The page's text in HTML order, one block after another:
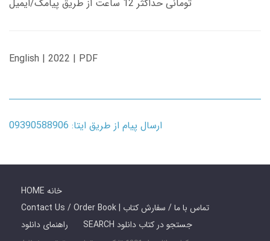
تومانی حداکثر 12 ساعت از طریق پیامک/ایمیل
English | 2022 | PDF
ارسال پیام از طریق ایتا: 09390588906
HOME خانه
Contact Us / Order Book | تماس با ما / سفارش کتاب
راهنمای دانلود
SEARCH جستجو در کتاب دانلود